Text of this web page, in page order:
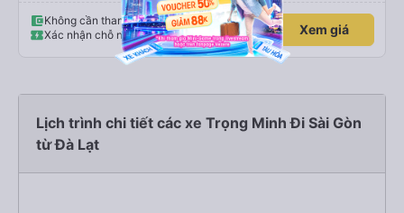
Không cần thanh toán trước
Xác nhận chỗ ngay lập tức
Xem giá
Lịch trình chi tiết các xe Trọng Minh Đi Sài Gòn
từ Đà Lạt